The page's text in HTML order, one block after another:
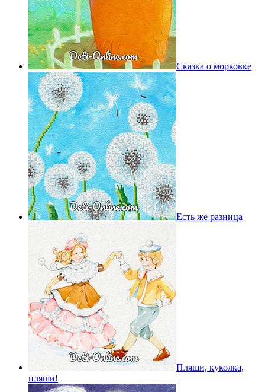
Сказка о морковке
Есть же разница
Пляши, куколка,
пляши!